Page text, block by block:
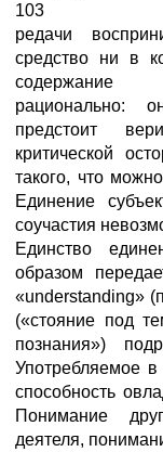
103
редачи
средство ни в
содержание
рационально:
предстоит
критической
такого, что
Единение
соучастия
Единство
образом
«understanding»
(«стояние под
познания»)
Употребляемое
способность
Понимание
деятеля,